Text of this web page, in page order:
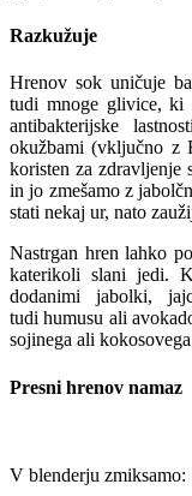
Razkužuje
Hrenov sok uničuje
tudi mnoge glivice, ki
antibakterijske
okužbami (vključno z
koristen za zdravljenje
in jo zmešamo z
stati nekaj ur, nato
Nastrgan hren lahko
katerikoli slani jedi.
dodanimi jabolki,
tudi humusu ali
sojinega ali
Presni hrenov namaz
V blenderju zmiksamo: